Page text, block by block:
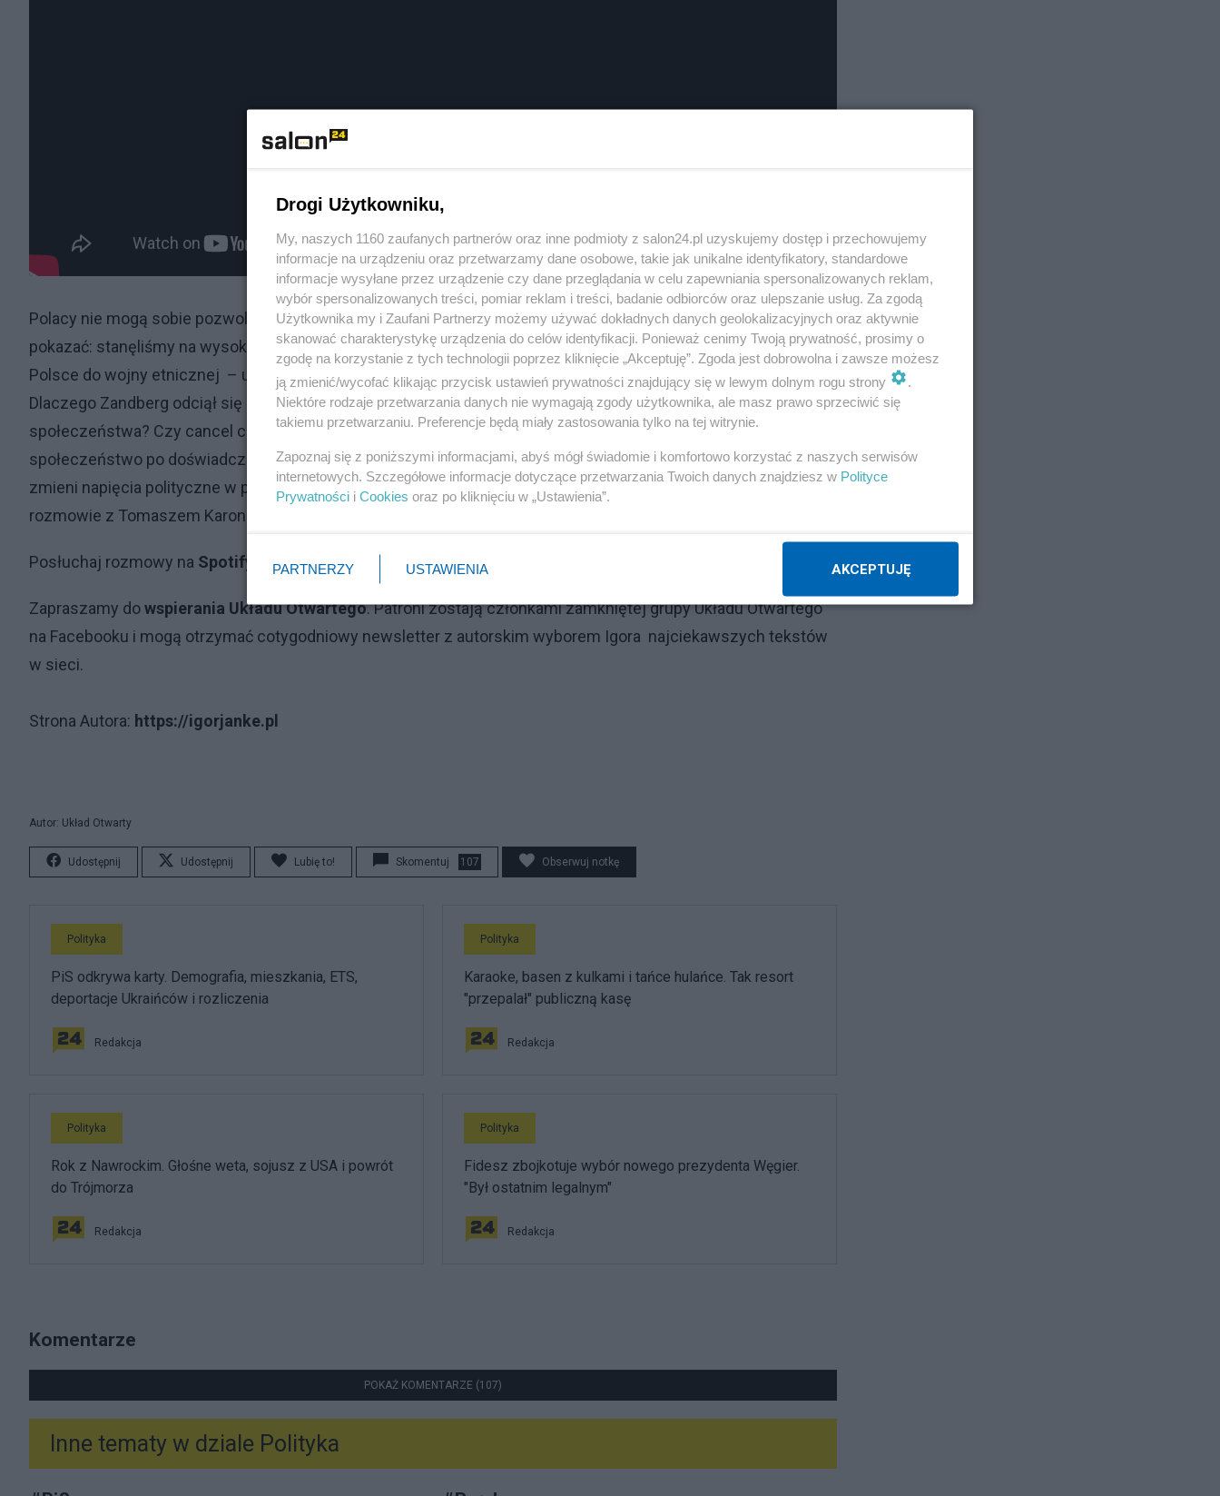
Polacy nie mogą sobie pozwolić na to, żeby nie zdać egzaminy z przyjmowania uchodźców. Możemy dziś
pokazać: stanęliśmy na wysokości zadania. Teraz naszym najważniejszym zadaniem jest nie doprowadzić w
Polsce do wojny etnicznej – uważa gość Układu Otwartego Tomasz Karoń.
Dlaczego Zandberg odciął się lewackich partii na Zachodzie ? Czy wrócimy do tradycyjnego modelu
społeczeństwa? Czy cancel culture, BLM, mieszanie płci i inne nowoczesne trendy będą w odwrocie? Czy
społeczeństwo po doświadczeniu wojny na Ukrainie ponownie wejdzie w walkę plemienną PiS i PO ? Czy wojna
zmieni napięcia polityczne w polskim społeczeństwie ? O politykach z wizją i marzących o wielkości państwa w
rozmowie z Tomaszem Karoniem w Układzie Otwartym.
Posłuchaj rozmowy na Spotify
Zapraszamy dowspierania Układu Otwartego. Patroni zostają członkami zamkniętej grupy Układu Otwartego
na Facebooku i mogą otrzymać cotygodniowy newsletter z autorskim wyborem Igora najciekawszych tekstów
w sieci.
Strona Autora: https://igorjanke.pl
Autor: Układ Otwarty
Udostępnij Udostępnij Lubię to! Skomentuj 107 Obserwuj notkę
Polityka
PiS odkrywa karty. Demografia, mieszkania, ETS,
deportacje Ukraińców i rozliczenia
Redakcja
Polityka
Karaoke, basen z kulkami i tańce hulańce. Tak resort
"przepalał" publiczną kasę
Redakcja
Polityka
Rok z Nawrockim. Głośne weta, sojusz z USA i powrót
do Trójmorza
Redakcja
Polityka
Fidesz zbojkotuje wybór nowego prezydenta Węgier.
"Był ostatnim legalnym"
Redakcja
Komentarze
POKAŻ KOMENTARZE (107)
Inne tematy w dziale Polityka
Drogi Użytkowniku,
My, naszych 1160 zaufanych partnerów oraz inne podmioty z salon24.pl uzyskujemy dostęp i przechowujemy
informacje na urządzeniu oraz przetwarzamy dane osobowe, takie jak unikalne identyfikatory, standardowe
informacje wysyłane przez urządzenie czy dane przeglądania w celu zapewniania spersonalizowanych reklam,
wybór spersonalizowanych treści, pomiar reklam i treści, badanie odbiorców oraz ulepszanie usług. Za zgodą
Użytkownika my i Zaufani Partnerzy możemy używać dokładnych danych geolokalizacyjnych oraz aktywnie
skanować charakterystykę urządzenia do celów identyfikacji. Ponieważ cenimy Twoją prywatność, prosimy o
zgodę na korzystanie z tych technologii poprzez kliknięcie „Akceptuję”. Zgoda jest dobrowolna i zawsze możesz
ją zmienić/wycofać klikając przycisk ustawień prywatności znajdujący się w lewym dolnym rogu strony
.
Niektóre rodzaje przetwarzania danych nie wymagają zgody użytkownika, ale masz prawo sprzeciwić się
takiemu przetwarzaniu. Preferencje będą miały zastosowania tylko na tej witrynie.
Zapoznaj się z poniższymi informacjami, abyś mógł świadomie i komfortowo korzystać z naszych serwisów
internetowych. Szczegółowe informacje dotyczące przetwarzania Twoich danych znajdziesz w Polityce
Prywatności i Cookies oraz po kliknięciu w „Ustawienia”.
PARTNERZY USTAWIENIA AKCEPTUJĘ